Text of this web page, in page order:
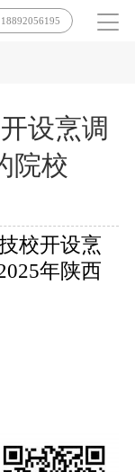
18892056195
设烹调
院校
校开设烹
年陕西